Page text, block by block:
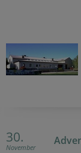
30.
November